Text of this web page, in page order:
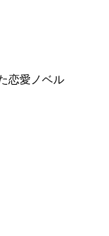
恋愛ノベル